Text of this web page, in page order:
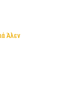
Άλεν